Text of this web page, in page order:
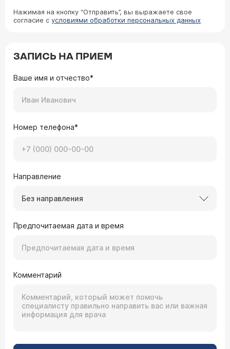
Нажимая на кнопку “Отправить”, вы выражаете свое
согласие с условиями обработки персональных данных
ЗАПИСЬ НА ПРИЕМ
Ваше имя и отчество*
Номер телефона*
Направление
Без направления
Предпочитаемая дата и время
Комментарий